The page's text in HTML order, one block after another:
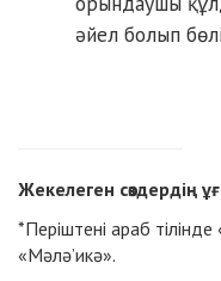
әйел болып
Жекелеген сөздердің
*Періштені араб
«Мәлә’икә».